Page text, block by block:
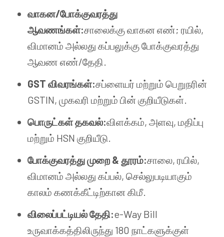
வாகன/போக்குவரத்து
ஆவணங்கள்:சாலைக்கு வாகன எண்; ரயில்,
விமானம் அல்லது கப்பலுக்கு போக்குவரத்து
ஆவண எண்/தேதி.
GST விவரங்கள்:சப்ளையர் மற்றும் பெறுநரின்
GSTIN, முகவரி மற்றும் பின் குறியீடுகள்.
பொருட்கள் தகவல்:விளக்கம், அளவு, மதிப்பு
மற்றும் HSN குறியீடு.
போக்குவரத்து முறை & தூரம்:சாலை, ரயில்,
விமானம் அல்லது கப்பல், செல்லுபடியாகும்
காலம் கணக்கீட்டிற்கான கிமீ.
விலைப்பட்டியல் தேதி:e-Way Bill
உருவாக்கத்திலிருந்து 180 நாட்களுக்குள்